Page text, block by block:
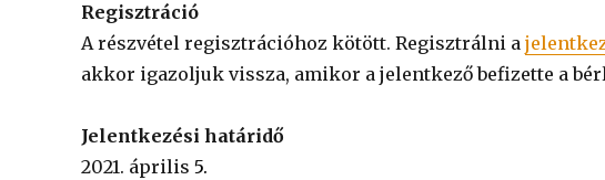
Regisztráció
A részvétel regisztrációhoz kötött. Regisztrálni a
akkor igazoljuk vissza, amikor a jelentkező befizette a
Jelentkezési határidő
2021. április5.